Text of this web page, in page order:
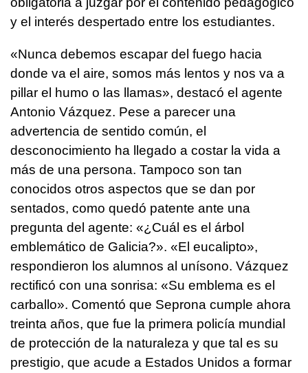
y el interés despertado entre los estudiantes.
«Nunca debemos escapar del fuego hacia
donde va el aire, somos más lentos y nos va a
pillar el humo o las llamas», destacó el agente
Antonio Vázquez. Pese a parecer una
advertencia de sentido común, el
desconocimiento ha llegado a costar la vida a
más de una persona. Tampoco son tan
conocidos otros aspectos que se dan por
sentados, como quedó patente ante una
pregunta del agente: «¿Cuál es el árbol
emblemático de Galicia?». «El eucalipto»,
respondieron los alumnos al unísono. Vázquez
rectificó con una sonrisa: «Su emblema es el
carballo». Comentó que Seprona cumple ahora
treinta años, que fue la primera policía mundial
de protección de la naturaleza y que tal es su
prestigio, que acude a Estados Unidos a formar